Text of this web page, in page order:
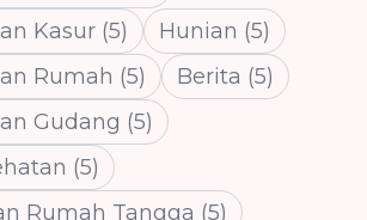
Kasur (5) Hunian (5)
Rumah (5) Berita (5)
Gudang (5)
(5)
Rumah Tangga (5)